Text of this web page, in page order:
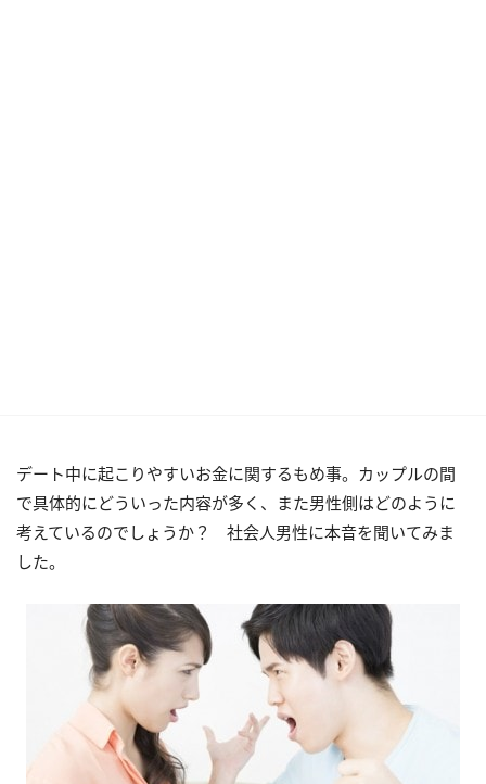
デート中に起こりやすいお金に関するもめ事。カップルの間
で具体的にどういった内容が多く、また男性側はどのように
考えているのでしょうか？ 社会人男性に本音を聞いてみま
した。